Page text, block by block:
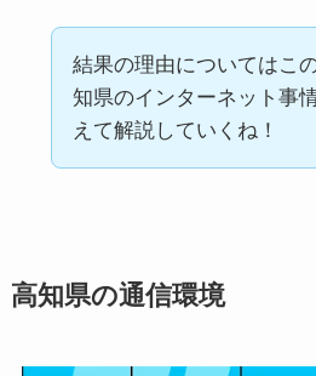
結果の理由についてはこ
知県のインターネット事
えて解説していくね！
高知県の通信環境